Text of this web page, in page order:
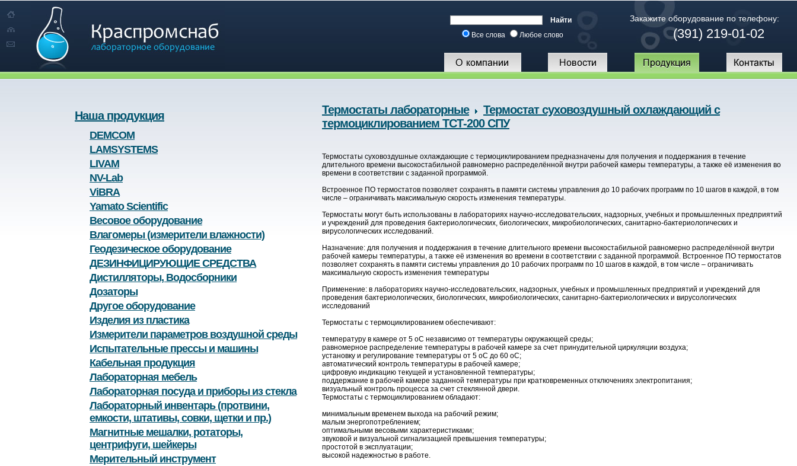
Все слова Любое слово
Закажите оборудование по телефону:
(391) 219-01-02
Наша продукция
DEMCOM
LAMSYSTEMS
LIVAM
NV-Lab
ViBRA
Yamato Scientific
Весовое оборудование
Влагомеры (измерители влажности)
Геодезическое оборудование
ДЕЗИНФИЦИРУЮЩИЕ СРЕДСТВА
Дистилляторы, Водосборники
Дозаторы
Другое оборудование
Изделия из пластика
Измерители параметров воздушной среды
Испытательные прессы и машины
Кабельная продукция
Лабораторная мебель
Лабораторная посуда и приборы из стекла
Лабораторный инвентарь (протвини,
емкости, штативы, совки, щетки и пр.)
Магнитные мешалки, ротаторы,
центрифуги, шейкеры
Мерительный инструмент
Термостаты лабораторные
Термостат суховоздушный охлаждающий с
термоциклированием ТСТ-200 СПУ
Термостаты суховоздушные охлаждающие с термоциклированием предназначены для получения и поддержания в течение
длительного времени высокостабильной равномерно распределённой внутри рабочей камеры температуры, а также её изменения во
времени в соответствии с заданной программой.
Встроенное ПО термостатов позволяет сохранять в памяти системы управления до 10 рабочих программ по 10 шагов в каждой, в том
числе – ограничивать максимальную скорость изменения температуры.
Термостаты могут быть использованы в лабораториях научно-исследовательских, надзорных, учебных и промышленных предприятий
и учреждений для проведения бактериологических, биологических, микробиологических, санитарно-бактериологических и
вирусологических исследований.
Назначение: для получения и поддержания в течение длительного времени высокостабильной равномерно распределённой внутри
рабочей камеры температуры, а также её изменения во времени в соответствии с заданной программой. Встроенное ПО термостатов
позволяет сохранять в памяти системы управления до 10 рабочих программ по 10 шагов в каждой, в том числе – ограничивать
максимальную скорость изменения температуры
Применение: в лабораториях научно-исследовательских, надзорных, учебных и промышленных предприятий и учреждений для
проведения бактериологических, биологических, микробиологических, санитарно-бактериологических и вирусологических
исследований
Термостаты с термоциклированием обеспечивают:
температуру в камере от 5 оС независимо от температуры окружающей среды;
равномерное распределение температуры в рабочей камере за счет принудительной циркуляции воздуха;
установку и регулирование температуры от 5 оС до 60 оС;
автоматический контроль температуры в рабочей камере;
цифровую индикацию текущей и установленной температуры;
поддержание в рабочей камере заданной температуры при кратковременных отключениях электропитания;
визуальный контроль процесса за счет стеклянной двери.
Термостаты с термоциклированием обладают:
минимальным временем выхода на рабочий режим;
малым энергопотреблением;
оптимальными весовыми характеристиками;
звуковой и визуальной сигнализацией превышения температуры;
простотой в эксплуатации;
высокой надежностью в работе.